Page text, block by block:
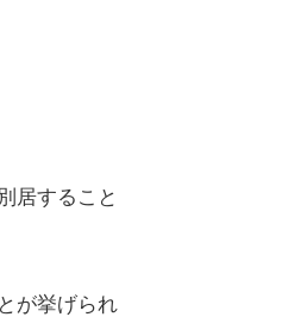
居すること
が挙げられ